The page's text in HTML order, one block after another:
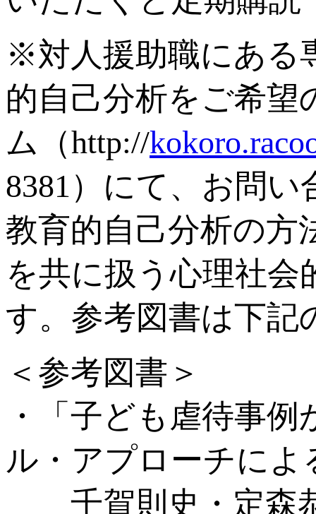
※対人援助職にある
的自己分析をご希望
ム（http://
8381）にて、お問
教育的自己分析の方
を共に扱う心理社
す。参考図書は下記
＜参考図書＞
・「子ども虐待事
ル・アプローチによ
千賀則史・定森恭